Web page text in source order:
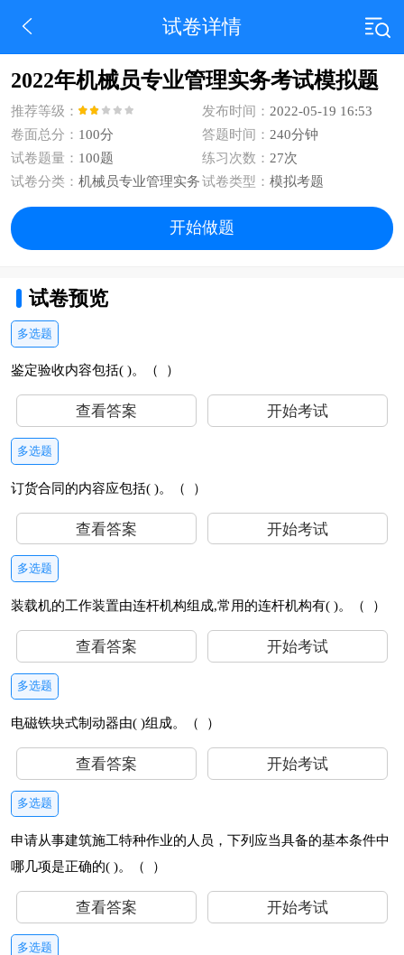
试卷详情
2022年机械员专业管理实务考试模拟题
推荐等级： 发布时间： 2022-05-19 16:53
卷面总分： 100分 答题时间： 240分钟
试卷题量： 100题 练习次数： 27次
试卷分类： 机械员专业管理实务试卷类型： 模拟考题
开始做题
试卷预览
多选题
鉴定验收内容包括( )。（ ）
查看答案 开始考试
多选题
订货合同的内容应包括( )。（ ）
查看答案 开始考试
多选题
装载机的工作装置由连杆机构组成,常用的连杆机构有( )。（ ）
查看答案 开始考试
多选题
电磁铁块式制动器由( )组成。（ ）
查看答案 开始考试
多选题
申请从事建筑施工特种作业的人员，下列应当具备的基本条件中
哪几项是正确的( )。（ ）
查看答案 开始考试
多选题